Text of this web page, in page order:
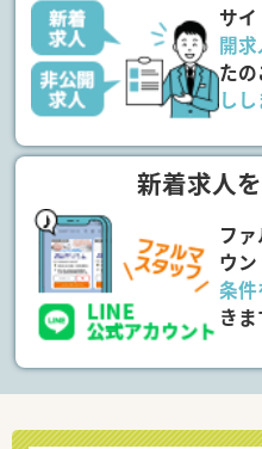
サ
開求
た
しし
新着求人
フ
ウ
条
き